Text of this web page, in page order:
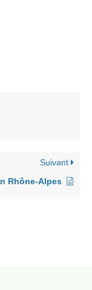
Suivant
Rhône-Alpes